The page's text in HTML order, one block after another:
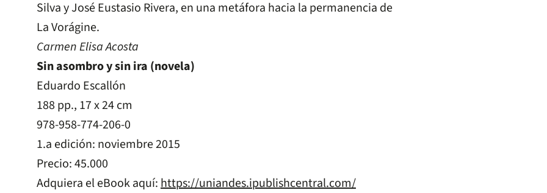
Silva y José Eustasio Rivera, en una metáfora hacia la permanencia de
La Vorágine.
Carmen Elisa Acosta
Sin asombro y sin ira (novela)
Eduardo Escallón
188 pp., 17 x 24 cm
978-958-774-206-0
1.a edición: noviembre 2015
Precio: 45.000
Adquiera el eBook aquí:https://uniandes.ipublishcentral.com/